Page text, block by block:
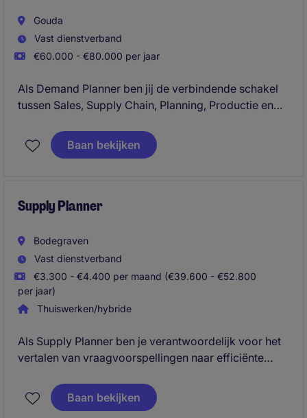
Gouda
Vast dienstverband
€60.000 - €80.000 per jaar
Als Demand Planner ben jij de verbindende schakel
tussen Sales, Supply Chain, Planning, Productie en
klantinformatie en marktontwikkelingen naar
betrouwbare vraagprognoses en draagt daarmee
Baan bekijken
Supply Planner
Bodegraven
Vast dienstverband
€3.300 - €4.400 per maand (€39.600 - €52.800
per jaar)
Thuiswerken/hybride
Als Supply Planner ben je verantwoordelijk voor het
vertalen van vraagvoorspellingen naar efficiënte
servicelevels en kosten, terwijl je afwijkingen
analyseert en verbetermogelijkheden aandraagt. In
Baan bekijken